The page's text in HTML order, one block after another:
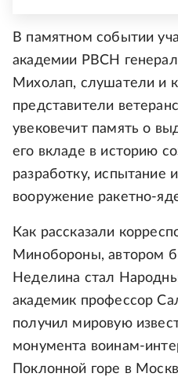
В памятном событии
академии РВСН
Михолап, слушатели и
представители
увековечит память о
его вкладе в историю
разработку, испытание
вооружение ракетно-
Как рассказали
Минобороны, автором
Неделина стал
академик профессор
получил мировую
монумента воинам-
Поклонной горе в